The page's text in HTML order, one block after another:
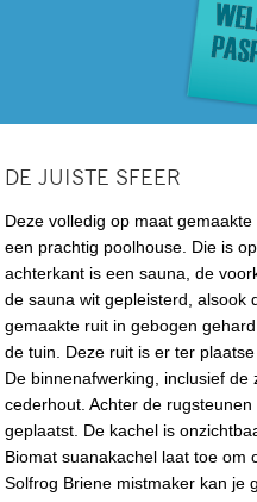
DE JUISTE SFEER
Deze volledig op maat
een prachtig poolhouse. Die is
achterkant is een sauna, de
de sauna wit gepleisterd, alsook
gemaakte ruit in gebogen
de tuin. Deze ruit is er ter
De binnenafwerking, inclusief
cederhout. Achter de
geplaatst. De kachel is
Biomat suanakachel laat toe om
Solfrog Briene mistmaker kan je